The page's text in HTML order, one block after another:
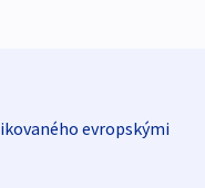
evropskými